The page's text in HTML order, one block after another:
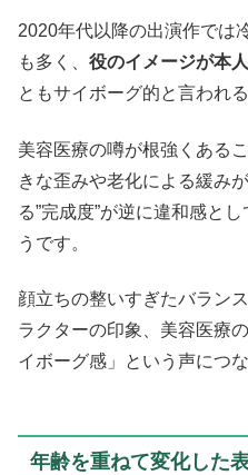
2020年代以降の出演作では
も多く、 役のイメージが本
ともサイボーグ的と言われる
美容医療の噂が根強くある
きな歪みや老化による緩み
る”完成度”が逆に違和感と
うです。
顔立ちの整いすぎたバラン
ラクターの印象、美容医療
イボーグ感」という声につ
年齢を重ねて変化した